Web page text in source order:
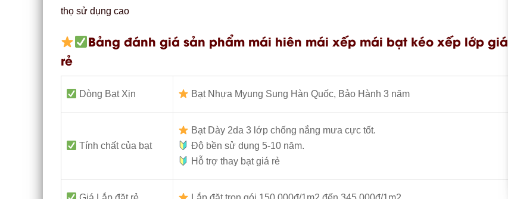
thọ sử dụng cao
Bảng đánh giá sản phẩm mái hiên mái xếp mái bạt kéo xếp lớp giá
rẻ
Dòng Bạt Xịn Bạt Nhựa Myung Sung Hàn Quốc, Bảo Hành 3 năm
Tính chất của bạt
Bạt Dày 2da 3 lớp chống nắng mưa cực tốt.
Độ bền sử dụng 5-10 năm.
Hỗ trợ thay bạt giá rẻ